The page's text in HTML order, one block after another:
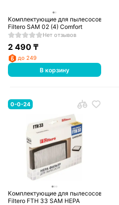
Комплектующие для пылесосов
Filtero SAM 02 (4) Comfort
Нет отзывов
2 490₸
до 249
В корзину
0-0-24
Комплектующие для пылесосов
Filtero FTH 33 SAM HEPA